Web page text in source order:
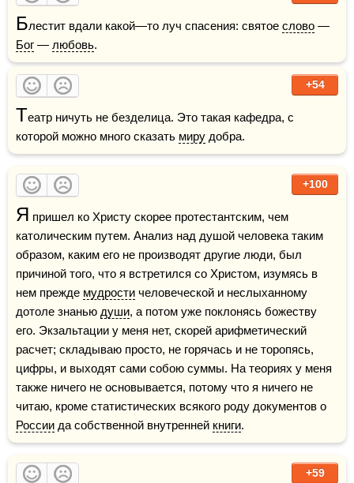
Блестит вдали какой—то луч спасения: святое слово
Бог — любовь.
+54
Театр ничуть не безделица. Это такая кафедра, с
которой можно много сказать миру добра.
+100
Я пришел ко Христу скорее протестантским, чем
католическим путем. Анализ над душой человека таким
образом, каким его не производят другие люди, был
причиной того, что я встретился со Христом, изумясь в
нем прежде мудрости человеческой и неслыханному
дотоле знанью души, а потом уже поклонясь божеству
его. Экзальтации у меня нет, скорей арифметический
расчет; складываю просто, не горячась и не торопясь,
цифры, и выходят сами собою суммы. На теориях у меня
также ничего не основывается, потому что я ничего не
России да собственной внутренней книги.
+59